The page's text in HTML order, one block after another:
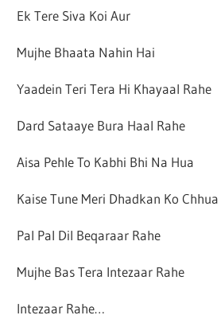
Ek Tere Siva Koi Aur
Mujhe Bhaata Nahin Hai
Yaadein Teri Tera Hi Khayaal Rahe
Dard Sataaye Bura Haal Rahe
Aisa Pehle To Kabhi Bhi Na Hua
Kaise Tune Meri Dhadkan Ko Chhua
Pal Pal Dil Beqaraar Rahe
Mujhe Bas Tera Intezaar Rahe
Intezaar Rahe…